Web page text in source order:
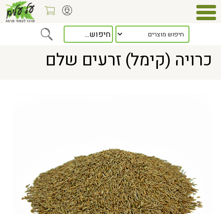
> כרויה (קימל) זרעים שלם
כרויה (קימל) זרעים שלם